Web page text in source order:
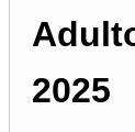
2025